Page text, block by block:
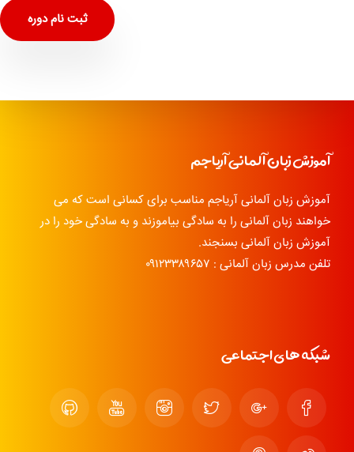
ثبت نام دوره
آموزش زبان آلمانی آریاجم
آموزش زبان آلمانی آریاجم مناسب برای کسانی است که می
خواهند زبان آلمانی را به سادگی بیاموزند و به سادگی خود را در
آموزش زبان آلمانی بسنجند.
تلفن مدرس زبان آلمانی : ۰۹۱۲۳۳۸۹۶۵۷
شبکه های اجتماعی